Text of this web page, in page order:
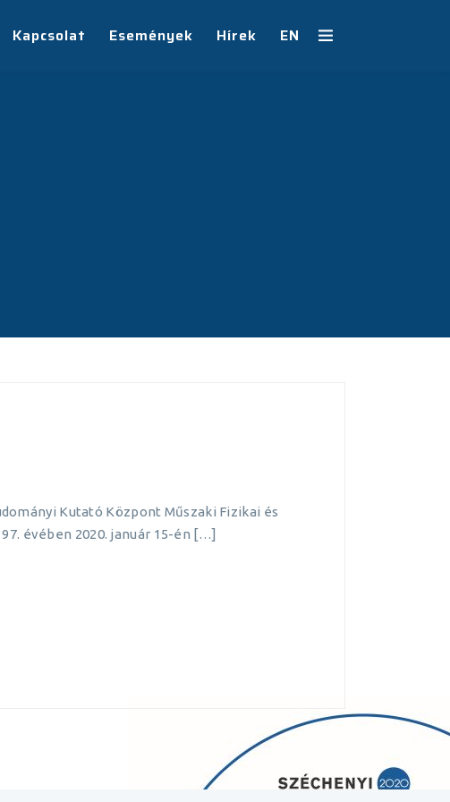
Kapcsolat Események Hírek EN
Kutató Központ Műszaki Fizikai és
évében 2020. január 15-én […]